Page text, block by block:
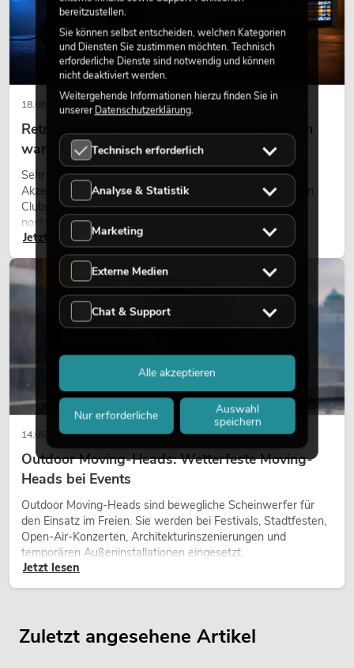
18.06.2026
Retro-Licht im modernen Lichtdesign: Warum
warmes Licht wieder wirkt
Sehr warmes Licht, sichtbare Leuchtflächen und farbige
Akzente prägen viele aktuelle Lichtdesigns auf Bühnen, in
Clubs und bei Events. Retro-Licht ist dabei kein rein
nostalgischer Effekt, sondern ein bewusst eingesetztes
Gestaltungsmittel: Es schafft Atmosphäre, gibt Szenen
Charakter und kann technische LED-Setups emotionaler
wirken lassen.
Jetzt lesen
14.05.2026
Outdoor Moving-Heads: Wetterfeste Moving-
Heads bei Events
Outdoor Moving-Heads sind bewegliche Scheinwerfer für
den Einsatz im Freien. Sie werden bei Festivals, Stadtfesten,
Open-Air-Konzerten, Architekturinszenierungen und
temporären Außeninstallationen eingesetzt.
Jetzt lesen
Zuletzt angesehene Artikel
bereitzustellen.
Sie können selbst entscheiden, welchen Kategorien
und Diensten Sie zustimmen möchten. Technisch
erforderliche Dienste sind notwendig und können
nicht deaktiviert werden.
Weitergehende Informationen hierzu finden Sie in
unsererDatenschutzerklärung.
Technisch erforderlich
Analyse & Statistik
Marketing
Externe Medien
Chat & Support
Nur erforderliche
Auswahl
speichern
Alle akzeptieren